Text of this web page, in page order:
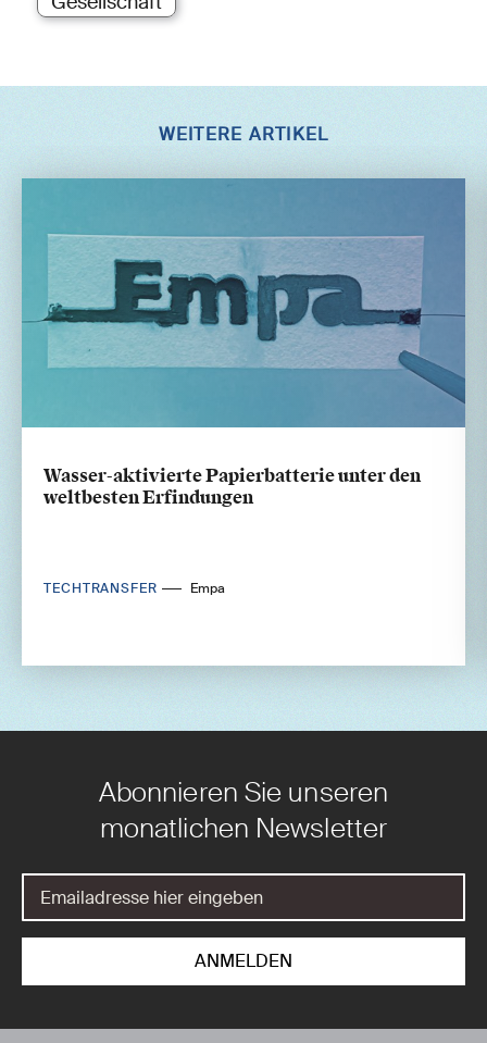
WEITERE ARTIKEL
Wasser-aktivierte Papierbatterie unter den
weltbesten Erfindungen
TECHTRANSFER Empa
Abonnieren Sie unseren
monatlichen Newsletter